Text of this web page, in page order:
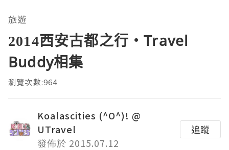
旅遊
2014西安古都之行‧Travel
Buddy相集
瀏覽次數:964
Koalascities (^O^)! @
UTravel
發佈於 2015.07.12
追蹤